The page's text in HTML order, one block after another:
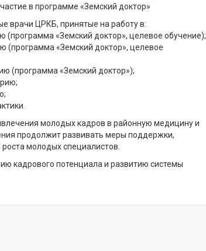
в программе «Земский доктор»
врачи ЦРКБ, принятые на работу в:
(программа «Земский доктор», целевое обучение);
(программа «Земский доктор», целевое
(программа «Земский доктор»);
молодых кадров в районную медицину и
продолжит развивать меры поддержки,
молодых специалистов.
кадрового потенциала и развитию системы